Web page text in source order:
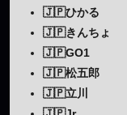
🇯🇵ひかる
🇯🇵きんちょ
🇯🇵GO1
🇯🇵松五郎
🇯🇵立川